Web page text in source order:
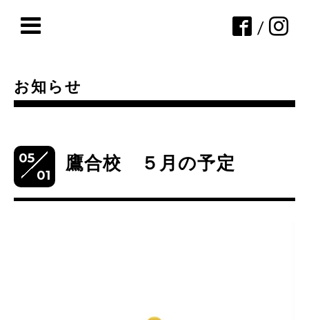
/
お知らせ
05
01
鷹合校 ５月の予定